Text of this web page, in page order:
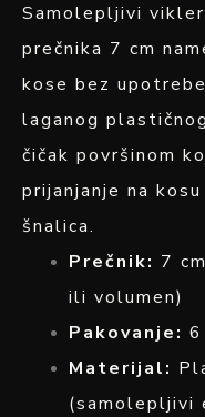
Samolepljivi
prečnika 7 cm
kose bez
laganog
čičak površinom
prijanjanje na
šnalica.
Prečnik: 7
ili volumen)
Pakovanje:
Materijal:
(samolepljivi